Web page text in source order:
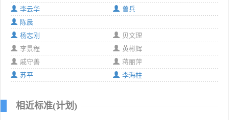
李云华
曾兵
陈晨
杨志刚
贝文理
李景程
黄彬辉
戚守善
蒋丽萍
苏平
李海柱
相近标准(计划)